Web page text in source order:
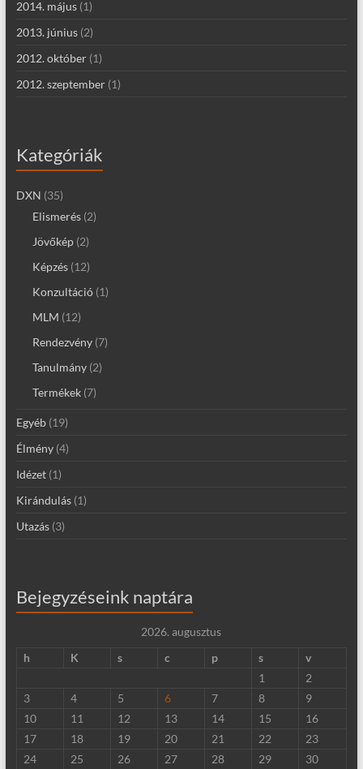
2014. május(1)
2013. június(2)
2012. október(1)
2012. szeptember(1)
Kategóriák
DXN (35)
Elismerés(2)
Jövőkép(2)
Képzés(12)
Konzultáció(1)
MLM (12)
Rendezvény(7)
Tanulmány(2)
Termékek(7)
Egyéb(19)
Élmény(4)
Idézet(1)
Kirándulás(1)
Utazás(3)
Bejegyzéseink naptára
2026. augusztus
h
K s c p s
v
1
2
3
4 5 6 7 8
9
10
11 12 13 14 15
16
17
18 19 20 21 22
23
24
25 26 27 28 29 30